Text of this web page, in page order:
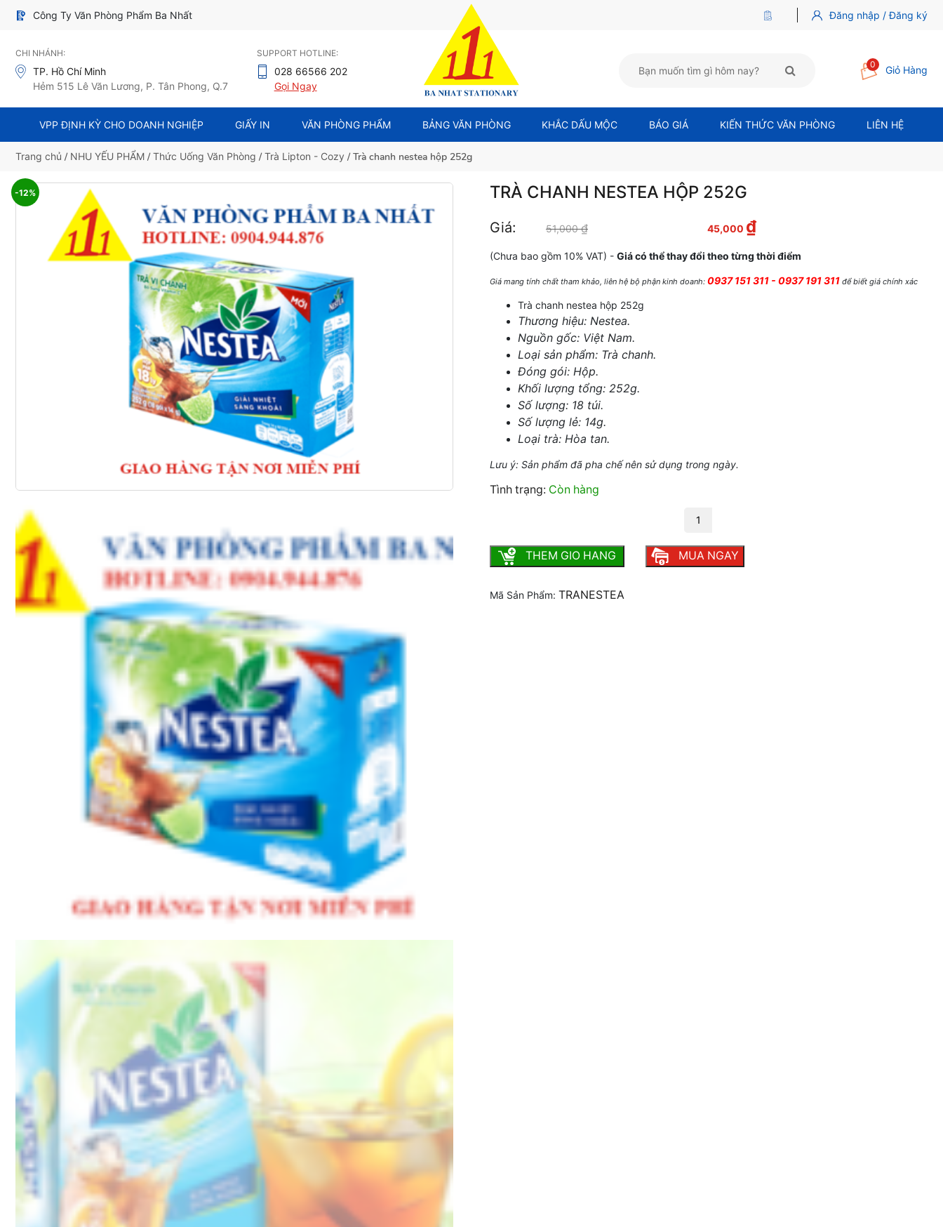
Công Ty Văn Phòng Phẩm Ba Nhất Đăng nhập / Đăng ký
CHI NHÁNH:
TP. Hồ Chí Minh
Hẻm 515 Lê Văn Lương, P. Tân Phong, Q.7
SUPPORT HOTLINE:
028 66566 202
Gọi Ngay
0 Giỏ Hàng
VPP ĐỊNH KỲ CHO DOANH NGHIỆP GIẤY IN VĂN PHÒNG PHẨM BẢNG VĂN PHÒNG KHẮC DẤU MỘC BÁO GIÁ KIẾN THỨC VĂN PHÒNG LIÊN HỆ
Trang chủ / NHU YẾU PHẨM /Thức Uống Văn Phòng /Trà Lipton - Cozy / Trà chanh nestea hộp 252g
-12% TRÀ CHANH NESTEA HỘP 252G
Giá: 51,000₫ 45,000 ₫
(Chưa bao gồm 10% VAT) - Giá có thể thay đổi theo từng thời điểm
Giá mang tính chất tham khảo, liên hệ bộ phận kinh doanh: 0937 151 311 - 0937 191 311 để biết giá chính xác
Trà chanh nestea hộp 252g
Thương hiệu: Nestea.
Nguồn gốc: Việt Nam.
Loại sản phẩm: Trà chanh.
Đóng gói: Hộp.
Khối lượng tổng: 252g.
Số lượng: 18 túi.
Số lượng lẻ: 14g.
Loại trà: Hòa tan.
Lưu ý: Sản phẩm đã pha chế nên sử dụng trong ngày.
Tình trạng: Còn hàng
THEM GIO HANG MUA NGAY
Mã Sản Phẩm: TRANESTEA